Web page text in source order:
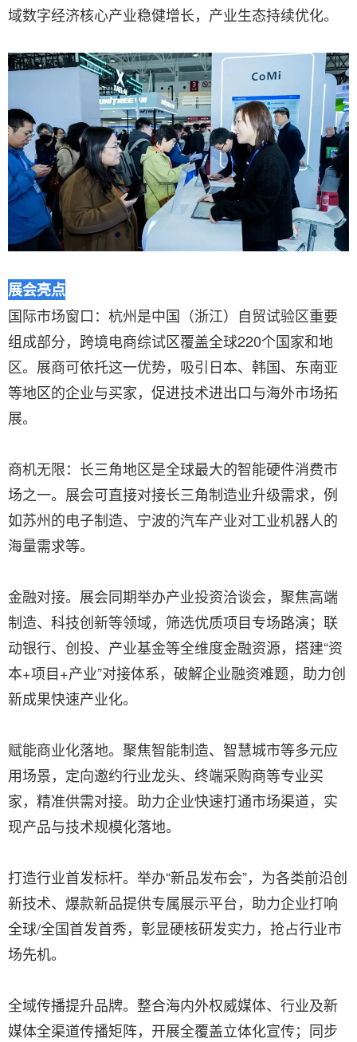
域数字经济核心产业稳健增长，产业生态持续优化。
展会亮点
国际市场窗口：杭州是中国（浙江）自贸试验区重要
组成部分，跨境电商综试区覆盖全球220个国家和地
区。展商可依托这一优势，吸引日本、韩国、东南亚
等地区的企业与买家，促进技术进出口与海外市场拓
展。
商机无限：长三角地区是全球最大的智能硬件消费市
场之一。展会可直接对接长三角制造业升级需求，例
如苏州的电子制造、宁波的汽车产业对工业机器人的
海量需求等。
金融对接。展会同期举办产业投资洽谈会，聚焦高端
制造、科技创新等领域，筛选优质项目专场路演；联
动银行、创投、产业基金等全维度金融资源，搭建“资
本+项目+产业”对接体系，破解企业融资难题，助力创
新成果快速产业化。
赋能商业化落地。聚焦智能制造、智慧城市等多元应
用场景，定向邀约行业龙头、终端采购商等专业买
家，精准供需对接。助力企业快速打通市场渠道，实
现产品与技术规模化落地。
打造行业首发标杆。举办“新品发布会”，为各类前沿创
新技术、爆款新品提供专属展示平台，助力企业打响
全球/全国首发首秀，彰显硬核研发实力，抢占行业市
场先机。
全域传播提升品牌。整合海内外权威媒体、行业及新
媒体全渠道传播矩阵，开展全覆盖立体化宣传；同步